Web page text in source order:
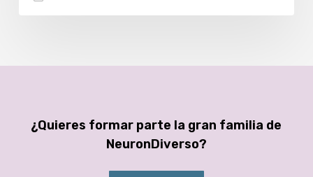
¿Quieres formar parte la gran familia de
NeuronDiverso?